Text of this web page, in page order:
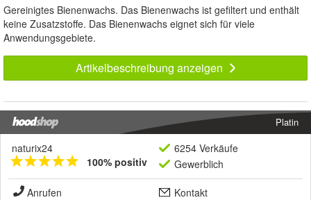
Gereinigtes Bienenwachs. Das Bienenwachs ist gefiltert und enthält
keine Zusatzstoffe. Das Bienenwachs eignet sich für viele
Anwendungsgebiete.
Artikelbeschreibung anzeigen
Platin
naturix24
100% positiv
6254 Verkäufe
Gewerblich
Anrufen
Kontakt